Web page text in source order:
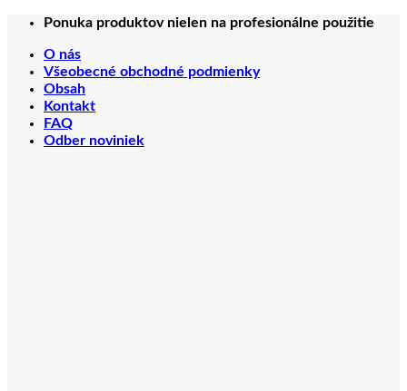
Preskočiť
obsah
Ponuka produktov nielen na profesionálne použitie
O nás
Všeobecné obchodné podmienky
Obsah
Kontakt
FAQ
Odber noviniek